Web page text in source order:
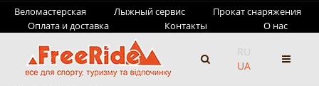
Веломастерская Лыжный сервис
Прокат снаряжения
Оплата и доставка
Контакты О нас
RU
UA